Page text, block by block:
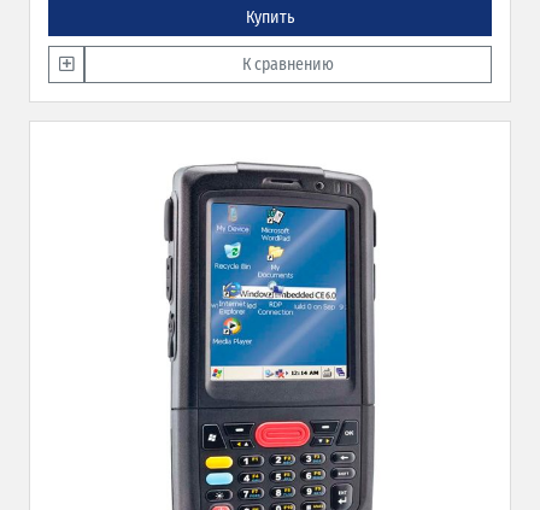
Купить
К сравнению